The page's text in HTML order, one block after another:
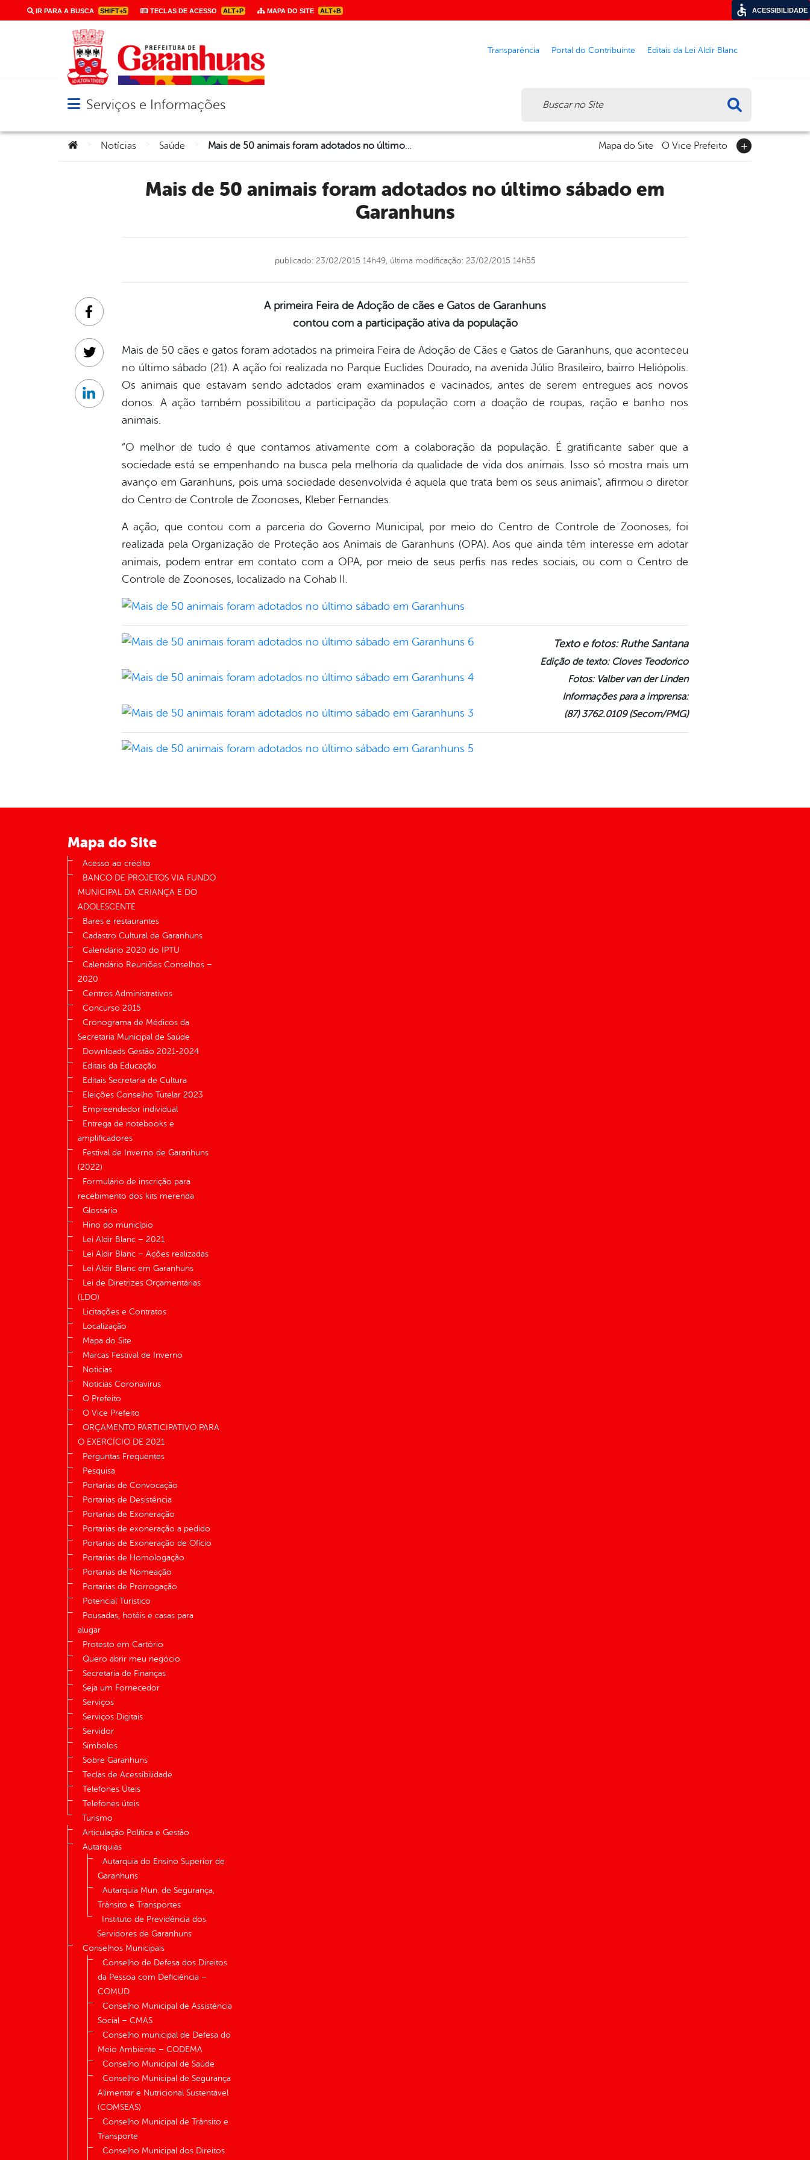
IR PARA A BUSCA SHIFT+5 TECLAS DE ACESSO ALT+P MAPA DO SITE ALT+B
Transparência Portal do Contribuinte Editais da Lei Aldir Blanc
Abrir menu principal de navegação
Serviços e Informações
Você está aqui:
Notícias Saúde Mais de 50 animais foram adotados no último sábado em Garanhuns Mapa do Site O Vice Prefeito
Mais de 50 animais foram adotados no último sábado em
Garanhuns
publicado: 23/02/2015 14h49, última modificação: 23/02/2015 14h55
A primeira Feira de Adoção de cães e Gatos de Garanhuns
contou com a participação ativa da população
Mais de 50 cães e gatos foram adotados na primeira Feira de Adoção de Cães e Gatos de Garanhuns, que aconteceu
no último sábado (21). A ação foi realizada no Parque Euclides Dourado, na avenida Júlio Brasileiro, bairro Heliópolis.
Os animais que estavam sendo adotados eram examinados e vacinados, antes de serem entregues aos novos
donos. A ação também possibilitou a participação da população com a doação de roupas, ração e banho nos
animais.
“O melhor de tudo é que contamos ativamente com a colaboração da população. É gratificante saber que a
sociedade está se empenhando na busca pela melhoria da qualidade de vida dos animais. Isso só mostra mais um
avanço em Garanhuns, pois uma sociedade desenvolvida é aquela que trata bem os seus animais”, afirmou o diretor
do Centro de Controle de Zoonoses, Kleber Fernandes.
A ação, que contou com a parceria do Governo Municipal, por meio do Centro de Controle de Zoonoses, foi
realizada pela Organização de Proteção aos Animais de Garanhuns (OPA). Aos que ainda têm interesse em adotar
animais, podem entrar em contato com a OPA, por meio de seus perfis nas redes sociais, ou com o Centro de
Controle de Zoonoses, localizado na Cohab II.
Texto e fotos: Ruthe Santana
Edição de texto: Cloves Teodorico
Fotos: Valber van der Linden
Informações para a imprensa:
(87) 3762.0109 (Secom/PMG)
Facebook
Twitter
Linkedin
Mapa do Site
Acesso ao crédito
BANCO DE PROJETOS VIA FUNDO
MUNICIPAL DA CRIANÇA E DO
ADOLESCENTE
Bares e restaurantes
Cadastro Cultural de Garanhuns
Calendário 2020 do IPTU
Calendário Reuniões Conselhos –
2020
Centros Administrativos
Concurso 2015
Cronograma de Médicos da
Secretaria Municipal de Saúde
Downloads Gestão 2021-2024
Editais da Educação
Editais Secretaria de Cultura
Eleições Conselho Tutelar 2023
Empreendedor individual
Entrega de notebooks e
amplificadores
Festival de Inverno de Garanhuns
(2022)
Formulário de inscrição para
recebimento dos kits merenda
Glossário
Hino do município
Lei Aldir Blanc – 2021
Lei Aldir Blanc – Ações realizadas
Lei Aldir Blanc em Garanhuns
Lei de Diretrizes Orçamentárias
(LDO)
Licitações e Contratos
Localização
Mapa do Site
Marcas Festival de Inverno
Notícias
Notícias Coronavírus
O Prefeito
O Vice Prefeito
ORÇAMENTO PARTICIPATIVO PARA
O EXERCÍCIO DE 2021
Perguntas Frequentes
Pesquisa
Portarias de Convocação
Portarias de Desistência
Portarias de Exoneração
Portarias de exoneração a pedido
Portarias de Exoneração de Ofício
Portarias de Homologação
Portarias de Nomeação
Portarias de Prorrogação
Potencial Turístico
Pousadas, hotéis e casas para
alugar
Protesto em Cartório
Quero abrir meu negócio
Secretaria de Finanças
Seja um Fornecedor
Serviços
Serviços Digitais
Servidor
Símbolos
Sobre Garanhuns
Teclas de Acessibilidade
Telefones Úteis
Telefones úteis
Turismo
Articulação Política e Gestão
Autarquias
Autarquia do Ensino Superior de
Garanhuns
Autarquia Mun. de Segurança,
Trânsito e Transportes
Instituto de Previdência dos
Servidores de Garanhuns
Conselhos Municipais
Conselho de Defesa dos Direitos
da Pessoa com Deficiência –
COMUD
Conselho Municipal de Assistência
Social – CMAS
Conselho municipal de Defesa do
Meio Ambiente – CODEMA
Conselho Municipal de Saúde
Conselho Municipal de Segurança
Alimentar e Nutricional Sustentável
(COMSEAS)
Conselho Municipal de Trânsito e
Transporte
Conselho Municipal dos Direitos
ACESSIBILIDADE